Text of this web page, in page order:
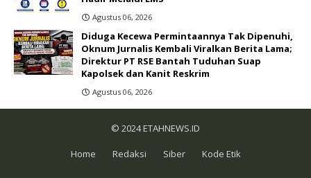
Agustus 06, 2026
Diduga Kecewa Permintaannya Tak Dipenuhi,
Oknum Jurnalis Kembali Viralkan Berita Lama;
Direktur PT RSE Bantah Tuduhan Suap
Kapolsek dan Kanit Reskrim
Agustus 06, 2026
© 2024ETAHNEWS.ID
Home Redaksi Siber Kode Etik